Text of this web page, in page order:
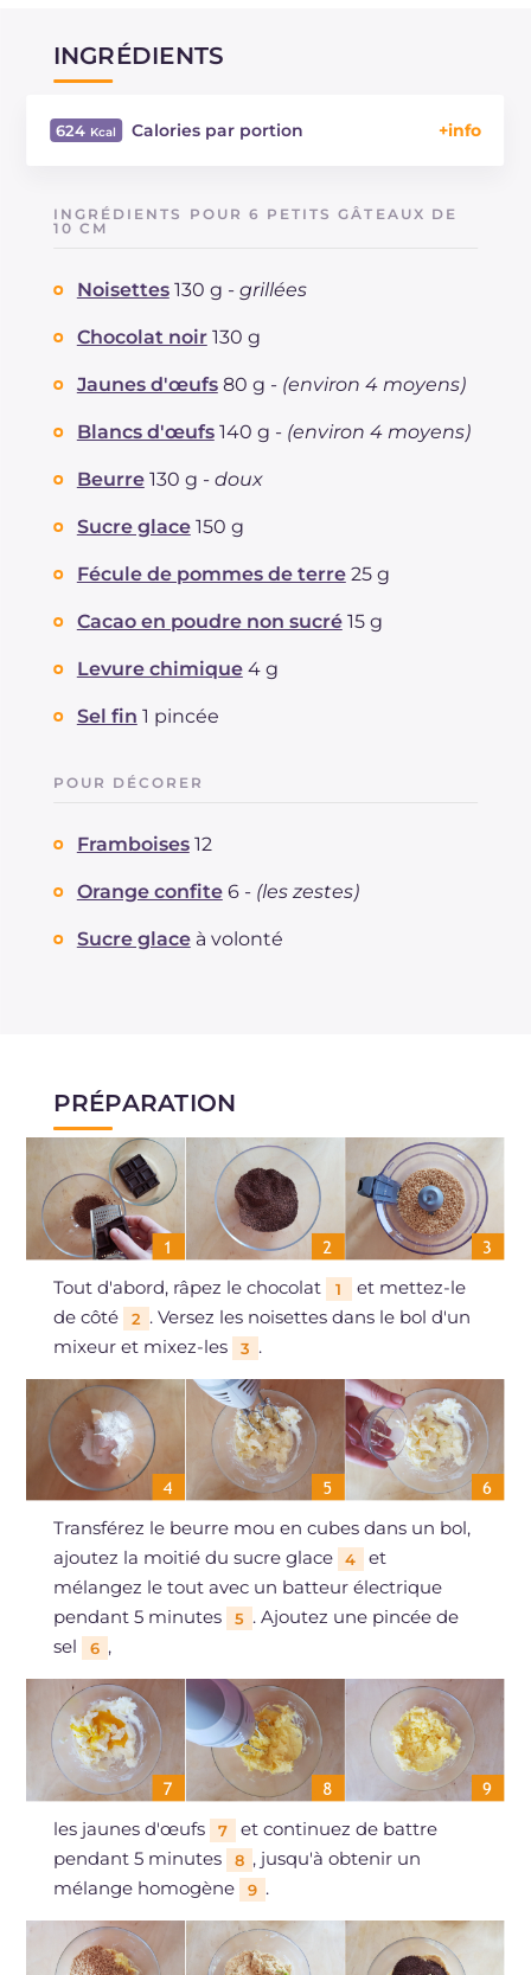
INGRÉDIENTS
624 Calories par portion
Dont sucres
Graisses
Fibre
Cholestérol mg 226
INGRÉDIENTS POUR 6 PETITS GÂTEAUX DE
10 CM
Noisettes 130 g - grillées
Chocolat noir 130 g
Jaunes d'œufs 80 g - (environ 4 moyens)
Blancs d'œufs 140 g - (environ 4 moyens)
Beurre 130 g - doux
Sucre glace 150 g
Fécule de pommes de terre 25 g
Cacao en poudre non sucré 15 g
Levure chimique 4 g
Sel fin 1 pincée
POUR DÉCORER
Framboises 12
Orange confite 6 - (les zestes)
Sucre glace à volonté
PRÉPARATION
Tout d'abord, râpez le chocolat 1
et mettez-le
de côté
2 . Versez les noisettes dans le bol d'un
mixeur et mixez-les
3 .
Transférez le beurre mou en cubes dans un bol,
ajoutez la moitié du sucre glace
4
et
mélangez le tout avec un batteur électrique
pendant 5 minutes
5 . Ajoutez une pincée de
sel
6 ,
les jaunes d'œufs 7
et continuez de battre
pendant 5 minutes
8 , jusqu'à obtenir un
mélange homogène
9 .